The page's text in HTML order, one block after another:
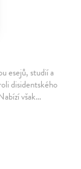
esejů, studií a
disidentského
však…